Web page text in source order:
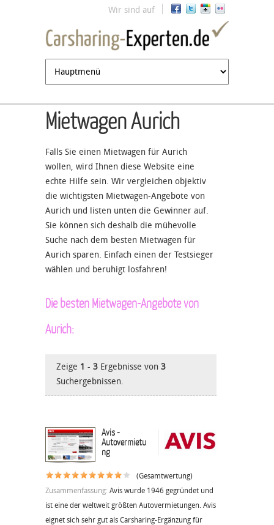
Jump to navigation
Wir sind auf
Mietwagen Aurich
Falls Sie einen Mietwagen für Aurich
wollen, wird Ihnen diese Website eine
echte Hilfe sein. Wir vergleichen objektiv
die wichtigsten Mietwagen-Angebote von
Aurich und listen unten die Gewinner auf.
Sie können sich deshalb die mühevolle
Suche nach dem besten Mietwagen für
Aurich sparen. Einfach einen der Testsieger
wählen und beruhigt losfahren!
Die besten Mietwagen-Angebote von
Aurich:
Zeige 1 - 3 Ergebnisse von 3
Suchergebnissen.
Avis -
Autovermietu
ng
(Gesamtwertung)
Zusammenfassung: Avis wurde 1946 gegründet und
ist eine der weltweit größten Autovermietungen. Avis
eignet sich sehr gut als Carsharing-Ergänzung für